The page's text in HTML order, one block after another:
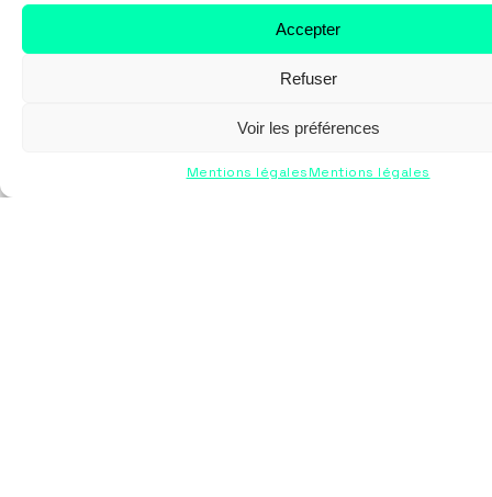
Accepter
Refuser
Voir les préférences
Mentions légalesMentions légales
Nos prestations